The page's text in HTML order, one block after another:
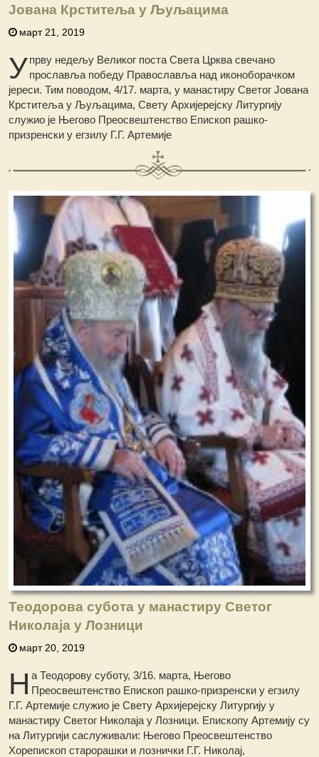
Јована Крститеља у Љуљацима
март 21, 2019
Упрву недељу Великог поста Света Црква свечано
прославља победу Православља над иконоборачком
јереси. Тим поводом, 4/17. марта, у манастиру Светог Јована
Крститеља у Љуљацима, Свету Архијерејску Литургију
служио је Његово Преосвештенство Епископ рашко-
призренски у егзилу Г.Г. Артемије
Теодорова субота у манастиру Светог
Николаја у Лозници
март 20, 2019
Н а Теодорову суботу, 3/16. марта, Његово
Преосвештенство Епископ рашко-призренски у егзилу
Г.Г. Артемије служио је Свету Архијерејску Литургију у
манастиру Светог Николаја у Лозници. Епископу Артемију су
на Литургији саслуживали: Његово Преосвештенство
Хорепископ старорашки и лознички Г.Г. Николај,